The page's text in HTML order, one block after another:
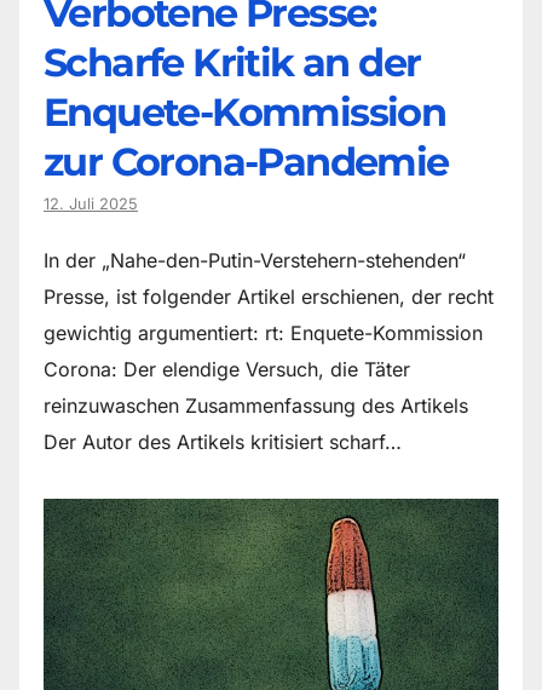
Verbotene Presse:
Scharfe Kritik an der
Enquete-Kommission
zur Corona-Pandemie
12. Juli 2025
In der „Nahe-den-Putin-Verstehern-stehenden“
Presse, ist folgender Artikel erschienen, der recht
gewichtig argumentiert: rt: Enquete-Kommission
Corona: Der elendige Versuch, die Täter
reinzuwaschen Zusammenfassung des Artikels
Der Autor des Artikels kritisiert scharf…